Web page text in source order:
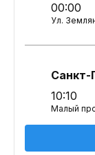
00:00
Ул.
Санкт-
10:10
Малый